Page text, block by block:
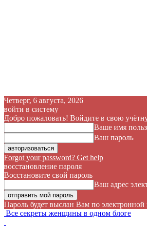
Четверг, 6 августа, 2026
войти в систему
Добро пожаловать! Войдите в свою
Ваше имя
Ваш пароль
Forgot your password? Get help
восстановление пароля
Восстановите свой пароль
Ваш адрес
Пароль будет выслан Вам по электронной
Все секреты женщины в одном блоге